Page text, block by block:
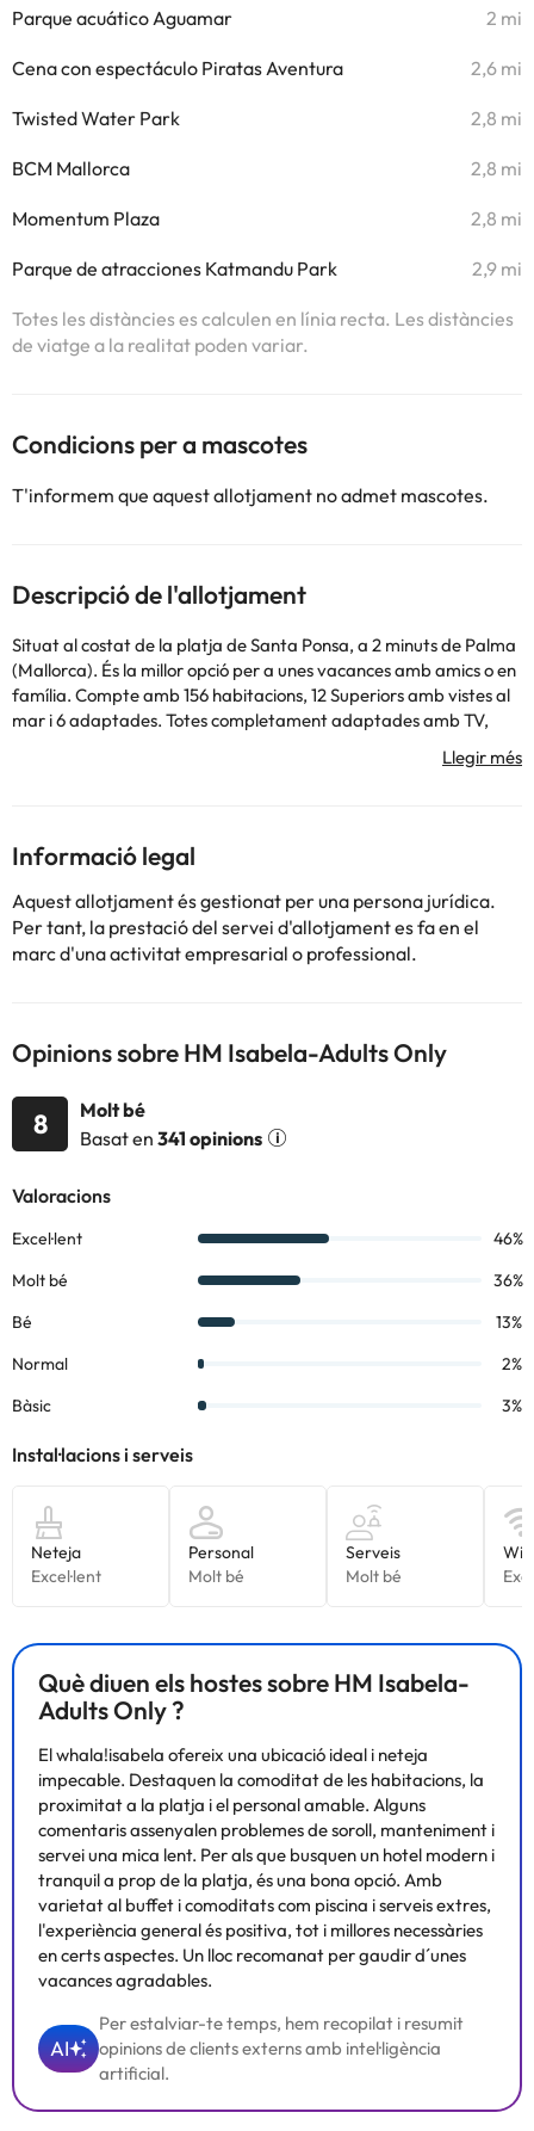
Parque acuático Aguamar 2 mi
Cena con espectáculo Piratas Aventura 2,6 mi
Twisted Water Park 2,8 mi
BCM Mallorca 2,8 mi
Momentum Plaza 2,8 mi
Parque de atracciones Katmandu Park 2,9 mi
Totes les distàncies es calculen en línia recta. Les distàncies
de viatge a la realitat poden variar.
Condicions per a mascotes
T'informem que aquest allotjament no admet mascotes.
Descripció de l'allotjament
Situat al costat de la platja de Santa Ponsa, a 2 minuts de Palma
(Mallorca). És la millor opció per a unes vacances amb amics o en
família. Compte amb 156 habitacions, 12 Superiors amb vistes al
mar i 6 adaptades. Totes completament adaptades amb TV,
telèfon, aire condicionat, balcó... A més, a whala!isabela, es pot
gaudir d'amplis espais i zones comunes, piscina, bar de piscina,
Tennis club, el club Nàutic... Així com botigues, restaurants i bars.
Alguns dels serveis detallats poden ser de pagament. Podeu
Informació legal
Aquest allotjament és gestionat per una persona jurídica.
Per tant, la prestació del servei d'allotjament es fa en el
marc d'una activitat empresarial o professional.
Opinions sobre HM Isabela-Adults Only
8
Molt bé
Basat en 341 opinions
Què diuen els hostes sobre HM Isabela-
Adults Only ?
El whala!isabela ofereix una ubicació ideal i neteja
impecable. Destaquen la comoditat de les habitacions, la
proximitat a la platja i el personal amable. Alguns
comentaris assenyalen problemes de soroll, manteniment i
servei una mica lent. Per als que busquen un hotel modern i
tranquil a prop de la platja, és una bona opció. Amb
varietat al buffet i comoditats com piscina i serveis extres,
l'experiència general és positiva, tot i millores necessàries
en certs aspectes. Un lloc recomanat per gaudir d´unes
vacances agradables.
AI
Per estalviar-te temps, hem recopilat i resumit
opinions de clients externs amb intel·ligència
artificial.